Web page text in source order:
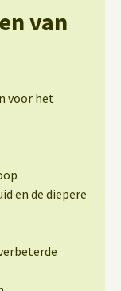
van
voor het
en de diepere